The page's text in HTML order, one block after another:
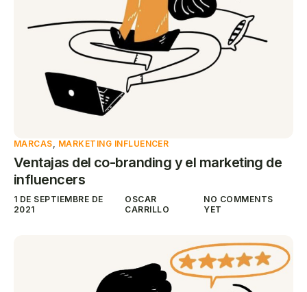
MARCAS MARKETING INFLUENCER
Ventajas del co-branding y el marketing de
influencers
1 DE SEPTIEMBRE DE
2021
OSCAR
CARRILLO
NO COMMENTS
YET